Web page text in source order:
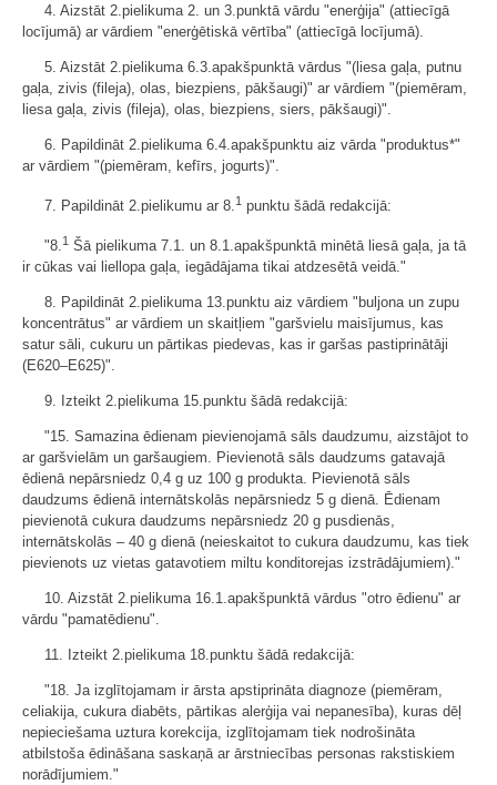
4. Aizstāt 2.pielikuma 2. un 3.punktā vārdu "enerģija" (attiecīgā
locījumā) ar vārdiem "enerģētiskā vērtība" (attiecīgā locījumā).
5. Aizstāt 2.pielikuma 6.3.apakšpunktā vārdus "(liesa gaļa, putnu
gaļa, zivis (fileja), olas, biezpiens, pākšaugi)" ar vārdiem "(piemēram,
liesa gaļa, zivis (fileja), olas, biezpiens, siers, pākšaugi)".
6. Papildināt 2.pielikuma 6.4.apakšpunktu aiz vārda "produktus*"
ar vārdiem "(piemēram, kefīrs, jogurts)".
7. Papildināt 2.pielikumu ar 8. 1 punktu šādā redakcijā:
"8.1 Šā pielikuma 7.1. un 8.1.apakšpunktā minētā liesā gaļa, ja tā
ir cūkas vai liellopa gaļa, iegādājama tikai atdzesētā veidā."
8. Papildināt 2.pielikuma 13.punktu aiz vārdiem "buljona un zupu
koncentrātus" ar vārdiem un skaitļiem "garšvielu maisījumus, kas
satur sāli, cukuru un pārtikas piedevas, kas ir garšas pastiprinātāji
(E620–E625)".
9. Izteikt 2.pielikuma 15.punktu šādā redakcijā:
"15. Samazina ēdienam pievienojamā sāls daudzumu, aizstājot to
ar garšvielām un garšaugiem. Pievienotā sāls daudzums gatavajā
ēdienā nepārsniedz 0,4 g uz 100 g produkta. Pievienotā sāls
daudzums ēdienā internātskolās nepārsniedz 5 g dienā. Ēdienam
pievienotā cukura daudzums nepārsniedz 20 g pusdienās,
internātskolās – 40 g dienā (neieskaitot to cukura daudzumu, kas tiek
pievienots uz vietas gatavotiem miltu konditorejas izstrādājumiem)."
10. Aizstāt 2.pielikuma 16.1.apakšpunktā vārdus "otro ēdienu" ar
vārdu "pamatēdienu".
11. Izteikt 2.pielikuma 18.punktu šādā redakcijā:
"18. Ja izglītojamam ir ārsta apstiprināta diagnoze (piemēram,
celiakija, cukura diabēts, pārtikas alerģija vai nepanesība), kuras dēļ
nepieciešama uztura korekcija, izglītojamam tiek nodrošināta
atbilstoša ēdināšana saskaņā ar ārstniecības personas rakstiskiem
norādījumiem."